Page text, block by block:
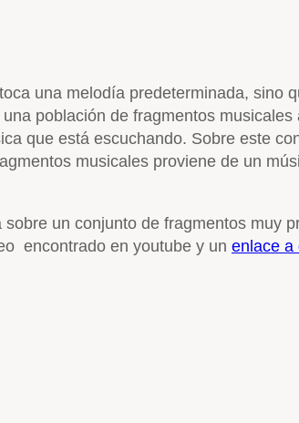
una melodía predeterminada, sino
una población de fragmentos
que está escuchando. Sobre este
musicales proviene de un
un conjunto de fragmentos muy
encontrado en youtube y un enlace a